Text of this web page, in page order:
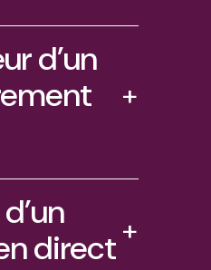
d’un
+
direct+